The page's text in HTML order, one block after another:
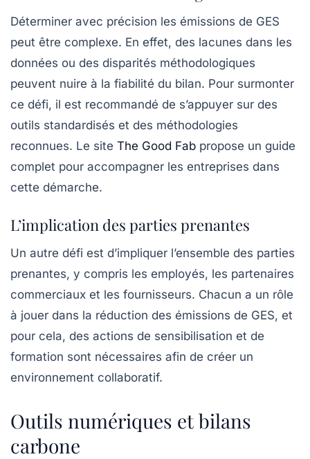
Déterminer avec précision les émissions de GES
peut être complexe. En effet, des lacunes dans les
données ou des disparités méthodologiques
peuvent nuire à la fiabilité du bilan. Pour surmonter
ce défi, il est recommandé de s’appuyer sur des
outils standardisés et des méthodologies
reconnues. Le site The Good Fab propose un guide
complet pour accompagner les entreprises dans
cette démarche.
L’implication des parties prenantes
Un autre défi est d’impliquer l’ensemble des parties
prenantes, y compris les employés, les partenaires
commerciaux et les fournisseurs. Chacun a un rôle
à jouer dans la réduction des émissions de GES, et
pour cela, des actions de sensibilisation et de
formation sont nécessaires afin de créer un
environnement collaboratif.
Outils numériques et bilans
carbone